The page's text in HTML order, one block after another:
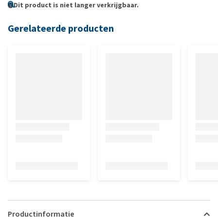
Dit product is niet langer verkrijgbaar.
Gerelateerde producten
Productinformatie